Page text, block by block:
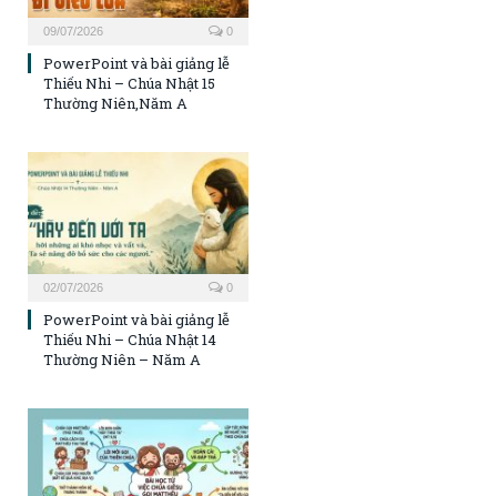
09/07/2026 0
PowerPoint và bài giảng lễ
Thiếu Nhi – Chúa Nhật 15
Thường Niên,Năm A
02/07/2026 0
PowerPoint và bài giảng lễ
Thiếu Nhi – Chúa Nhật 14
Thường Niên – Năm A